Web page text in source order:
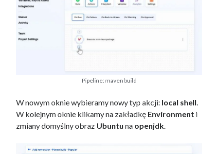
Pipeline: maven build
W nowym oknie wybieramy nowy typ akcji: local shell.
W kolejnym oknie klikamy na zakładkę Environment i
zmiany domyślny obraz Ubuntuna openjdk.